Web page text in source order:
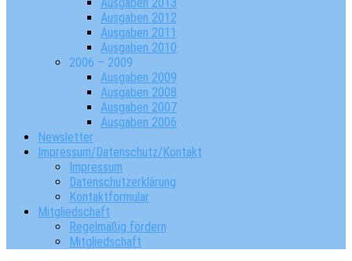
Ausgaben 2012
Ausgaben 2011
Ausgaben 2010
2006 – 2009
Ausgaben 2009
Ausgaben 2008
Ausgaben 2007
Ausgaben 2006
Newsletter
Impressum/Datenschutz/Kontakt
Impressum
Datenschutzerklärung
Kontaktformular
Mitgliedschaft
Regelmäßig fördern
Mitgliedschaft